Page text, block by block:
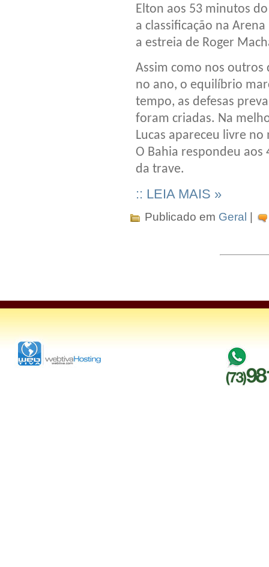
Elton aos 53 minutos
a classificação na
a estreia de Roger
Assim como nos outros
no ano, o equilíbrio
tempo, as defesas
foram criadas. Na
Lucas apareceu livre
O Bahia respondeu
da trave.
:: LEIA MAIS »
Publicado em Geral |